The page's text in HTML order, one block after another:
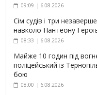
09:09 | 6.08.2026
Сім судів і три
навколо Пантеону
08:33 | 6.08.2026
Майже 10 годин під
поліцейський із
бою
08:00 | 6.08.2026